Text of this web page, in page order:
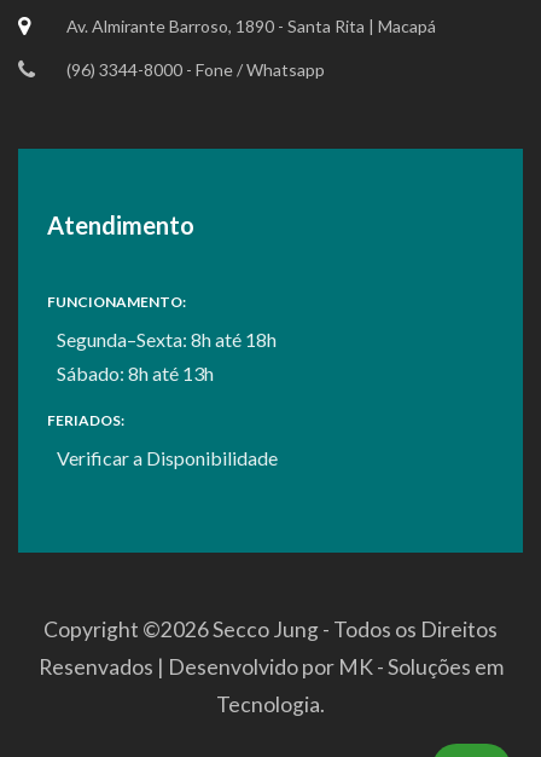
Av. Almirante Barroso, 1890 - Santa Rita | Macapá
(96) 3344-8000 - Fone / Whatsapp
Atendimento
FUNCIONAMENTO:
Segunda–Sexta: 8h até 18h
Sábado: 8h até 13h
FERIADOS:
Verificar a Disponibilidade
Copyright ©2026 Secco Jung - Todos os Direitos
Resenvados | Desenvolvido por MK - Soluções em
Tecnologia.